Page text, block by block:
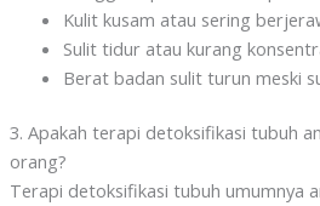
Kulit kusam atau sering
Sulit tidur atau kurang
Berat badan sulit turun meski
3. Apakah terapi detoksifikasi tubuh
orang?
Terapi detoksifikasi tubuh umumnya